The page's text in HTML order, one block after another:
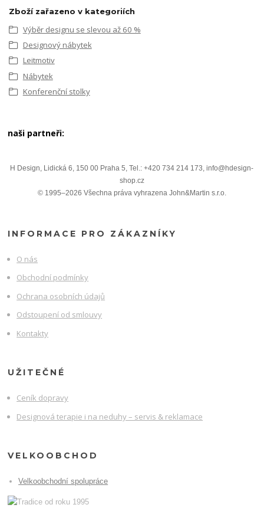
Zboží zařazeno v kategoriích
Výběr designu se slevou až 60 %
Designový nábytek
Leitmotiv
Nábytek
Konferenční stolky
naši partneři:
H Design, Lidická 6, 150 00 Praha 5, Tel.: +420 734 214 173, info@hdesign-
shop.cz
© 1995–2026 Všechna práva vyhrazena John&Martin s.r.o.
INFORMACE PRO ZÁKAZNÍKY
O nás
Obchodní podmínky
Ochrana osobních údajů
Odstoupení od smlouvy
Kontakty
UŽITEČNÉ
Ceník dopravy
Designová terapie i na neduhy – servis & reklamace
VELKOOBCHOD
Velkoobchodní spolupráce